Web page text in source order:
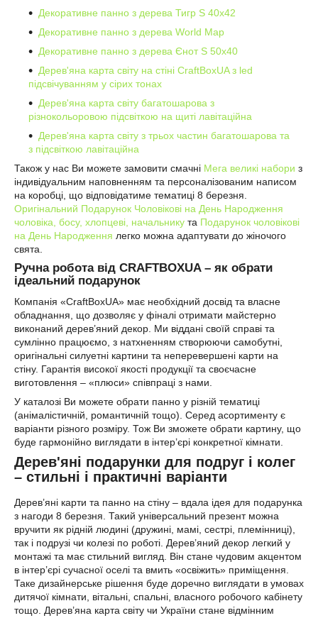
Декоративне панно з дерева Тигр S 40x42
Декоративне панно з дерева World Map
Декоративне панно з дерева Єнот S 50х40
Дерев'яна карта світу на стіні CraftBoxUA з led
підсвічуванням у сірих тонах
Дерев'яна карта світу багатошарова з
різнокольоровою підсвіткою на щиті лавітаційна
Дерев'яна карта світу з трьох частин багатошарова та
з підсвіткою лавітаційна
Також у нас Ви можете замовити смачні Мега великі набори з
індивідуальним наповненням та персоналізованим написом
на коробці, що відповідатиме тематиці 8 березня.
Оригінальний Подарунок Чоловікові на День Народження
чоловіка, босу, хлопцеві, начальнику та Подарунок чоловікові
на День Народження легко можна адаптувати до жіночого
свята.
Ручна робота від CRAFTBOXUA – як обрати
ідеальний подарунок
Компанія «CraftBoxUA» має необхідний досвід та власне
обладнання, що дозволяє у фіналі отримати майстерно
виконаний дерев’яний декор. Ми віддані своїй справі та
сумлінно працюємо, з натхненням створюючи самобутні,
оригінальні силуетні картини та неперевершені карти на
стіну. Гарантія високої якості продукції та своєчасне
виготовлення – «плюси» співпраці з нами.
У каталозі Ви можете обрати панно у різній тематиці
(анімалістичній, романтичній тощо). Серед асортименту є
варіанти різного розміру. Тож Ви зможете обрати картину, що
буде гармонійно виглядати в інтер’єрі конкретної кімнати.
Дерев'яні подарунки для подруг і колег
– стильні і практичні варіанти
Дерев’яні карти та панно на стіну – вдала ідея для подарунка
з нагоди 8 березня. Такий універсальний презент можна
вручити як рідній людині (дружині, мамі, сестрі, племінниці),
так і подрузі чи колезі по роботі. Дерев’яний декор легкий у
монтажі та має стильний вигляд. Він стане чудовим акцентом
в інтер’єрі сучасної оселі та вмить «освіжить» приміщення.
Таке дизайнерське рішення буде доречно виглядати в умовах
дитячої кімнати, вітальні, спальні, власного робочого кабінету
тощо. Дерев’яна карта світу чи України стане відмінним